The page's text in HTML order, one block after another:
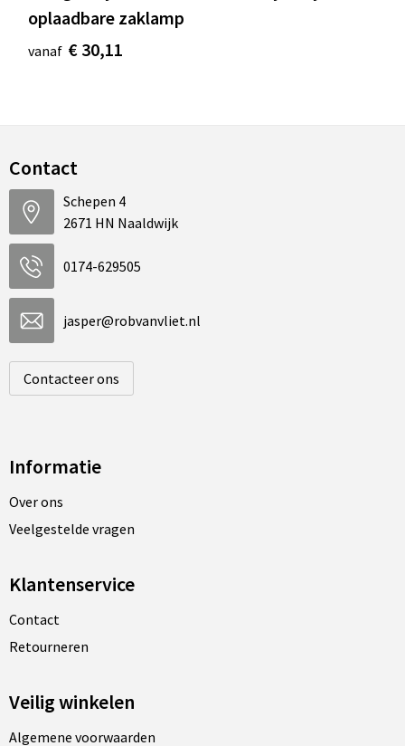
oplaadbare zaklamp
vanaf € 30,11
Contact
Schepen 4
2671 HN Naaldwijk
0174-629505
jasper@robvanvliet.nl
Contacteer ons
Informatie
Over ons
Veelgestelde vragen
Klantenservice
Contact
Retourneren
Veilig winkelen
Algemene voorwaarden